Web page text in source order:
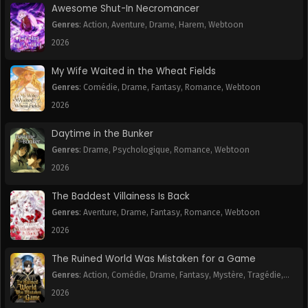
Chapitre 32
November 6, 2025
Chapitre 31
Chapitre 30
November 6, 2025
Chapitre 29
Chapitre 28
Chapitre 26
November 6, 2025
Chapitre 25
Chapitre 24
November 6, 2025
Chapitre 23
November 6, 2025
Chapitre 22
November 6, 2025
Chapitre 20
November 6, 2025
Chapitre 19
Awesome Shut-In Necromancer
Genres: Action, Aventure, Drame, Harem, Webtoon
2026
My Wife Waited in the Wheat Fields
Genres: Comédie, Drame, Fantasy, Romance, Webtoon
2026
Daytime in the Bunker
Genres: Drame, Psychologique, Romance, Webtoon
2026
The Baddest Villainess Is Back
Genres: Aventure, Drame, Fantasy, Romance, Webtoon
2026
The Ruined World Was Mistaken for a Game
Genres: Action, Comédie, Drame, Fantasy, Mystère, Tragédie,
Webtoon
2026